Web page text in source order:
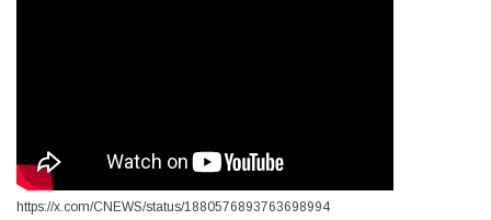
https://x.com/CNEWS/status/1880576893763698994